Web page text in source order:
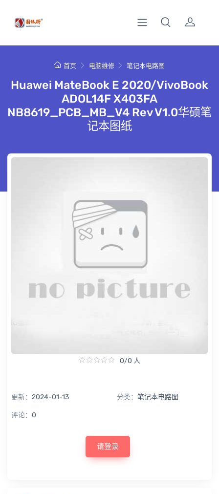
首页 电脑维修 笔记本电路图
Huawei MateBook E 2020/VivoBook
ADOL14F X403FA
NB8619_PCB_MB_V4 Rev V1.0华硕笔
记本图纸
0/0 人
更新： 2024-01-13 分类： 笔记本电路图
评论： 0
请登录